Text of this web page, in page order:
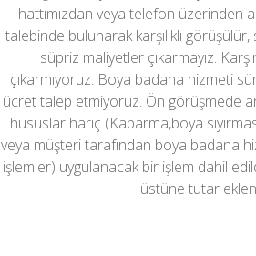
hattımızdan veya telefon üzerinden
talebinde bulunarak karşılıklı
süpriz maliyetler çıkarmayız.
çıkarmıyoruz. Boya badana hizmeti
ücret talep etmiyoruz. Ön görüşmede
hususlar hariç (Kabarma,boya
veya müşteri tarafından boya badana
işlemler) uygulanacak bir işlem dahil
üstüne tutar